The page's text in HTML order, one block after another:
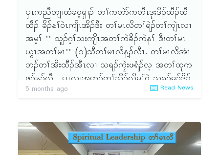
ၦၤကညီဘျၢထံခဝ့ရှၢၣ် တၢ်ကတဲာ်ကတီၤဒုးဒိၣ်ထီၣ်ထီ
ထီၣ် ခိၣ်နၢ်ဝဲၤကျိၤအိၣ်ဒီး တၢ်မၤလိတၢ်ရဲၣ်တၢ်ကျဲၤလၢ
အမ့ၢ် '' သူၣ်ဂ့ၢ်သးကျိၤအတၢ်ကဲခိၣ်ကဲနၢ် ဒီးတၢ်မၤ
ယွၤအတၢ်မၤ'' (၁)သီတၢ်မၤလိန့ၣ်လီၤ. တၢ်မၤလိအံၤ
ဘၣ်တၢ်အိးထီၣ်အီၤလၢ သရၣ်ကၠဲးဖရံၣ်လ့ အတၢ်ထုက
ဖၣ်န့ၣ်လီၤ. ၦၤလၢအဟ့ၣ်တၢ်သိၣ်လိမ့ၢ်ဝဲ သရၣ်မုၣ်ဒိၣ်
ဒီးကထၢၣ်စ့လွဲၢ်ဝါန့ၣ်လီၤ. တၢ်မၤလိအဆၢကတီၢ်မ့ၢ်
ဖှိၣ်ဒၢးန့ၣ်လီၤ. ၦၤကတိၤစံးဘျုး သရၣ်သိၣ်လိတၢ် မ့ၢ်ဝဲ
သရၣ်ဆၣ်ထူကီၢ် ဒီးတၢ်ထုကဖၣ်ဆၢဂ့ၤလၢ သရၣ်အဲၣ်
5 months ago Read News